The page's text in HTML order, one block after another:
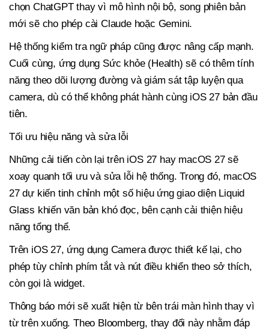
chọn ChatGPT thay vì mô hình nội bộ, song phiên bản
mới sẽ cho phép cài Claude hoặc Gemini.
Hệ thống kiểm tra ngữ pháp cũng được nâng cấp mạnh.
Cuối cùng, ứng dụng Sức khỏe (Health) sẽ có thêm tính
năng theo dõi lượng đường và giám sát tập luyện qua
camera, dù có thể không phát hành cùng iOS 27 bản đầu
tiên.
Tối ưu hiệu năng và sửa lỗi
Những cải tiến còn lại trên iOS 27 hay macOS 27 sẽ
xoay quanh tối ưu và sửa lỗi hệ thống. Trong đó, macOS
27 dự kiến tinh chỉnh một số hiệu ứng giao diện Liquid
Glass khiến văn bản khó đọc, bên cạnh cải thiện hiệu
năng tổng thể.
Trên iOS 27, ứng dụng Camera được thiết kế lại, cho
phép tùy chỉnh phím tắt và nút điều khiển theo sở thích,
còn gọi là widget.
Thông báo mới sẽ xuất hiện từ bên trái màn hình thay vì
từ trên xuống. Theo Bloomberg, thay đổi này nhằm đáp